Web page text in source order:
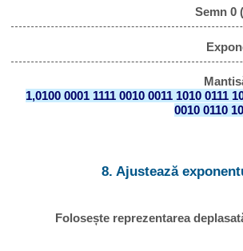
Semn 0
1,0100 0001 1111 0010 0011 1010 0111
0010 0110
8. Ajustează
Folosește reprezentarea